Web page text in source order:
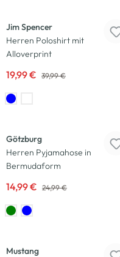
Jim Spencer
Herren Poloshirt mit
Alloverprint
19,99 € 39,99 €
Götzburg
Herren Pyjamahose in
Bermudaform
14,99 € 24,99 €
Mustang